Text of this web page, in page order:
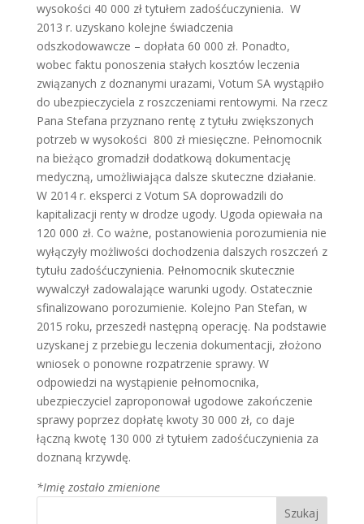
wysokości 40 000 zł tytułem zadośćuczynienia. W
2013 r. uzyskano kolejne świadczenia
odszkodowawcze – dopłata 60 000 zł. Ponadto,
wobec faktu ponoszenia stałych kosztów leczenia
związanych z doznanymi urazami, Votum SA wystąpiło
do ubezpieczyciela z roszczeniami rentowymi. Na rzecz
Pana Stefana przyznano rentę z tytułu zwiększonych
potrzeb w wysokości 800 zł miesięczne. Pełnomocnik
na bieżąco gromadził dodatkową dokumentację
medyczną, umożliwiająca dalsze skuteczne działanie.
W 2014 r. eksperci z Votum SA doprowadzili do
kapitalizacji renty w drodze ugody. Ugoda opiewała na
120 000 zł. Co ważne, postanowienia porozumienia nie
wyłączyły możliwości dochodzenia dalszych roszczeń z
tytułu zadośćuczynienia. Pełnomocnik skutecznie
wywalczył zadowalające warunki ugody. Ostatecznie
sfinalizowano porozumienie. Kolejno Pan Stefan, w
2015 roku, przeszedł następną operację. Na podstawie
uzyskanej z przebiegu leczenia dokumentacji, złożono
wniosek o ponowne rozpatrzenie sprawy. W
odpowiedzi na wystąpienie pełnomocnika,
ubezpieczyciel zaproponował ugodowe zakończenie
sprawy poprzez dopłatę kwoty 30 000 zł, co daje
łączną kwotę 130 000 zł tytułem zadośćuczynienia za
doznaną krzywdę.
*Imię zostało zmienione
Szukaj